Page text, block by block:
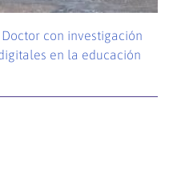
con investigación
en la educación